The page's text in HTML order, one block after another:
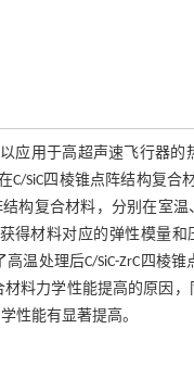
应用于高超声速飞行器
SiC四棱锥点阵结构复
结构复合材料，分别在
得材料对应的弹性模量
高温处理后C/SiC-ZrC四
料力学性能提高的原因
性能有显著提高。